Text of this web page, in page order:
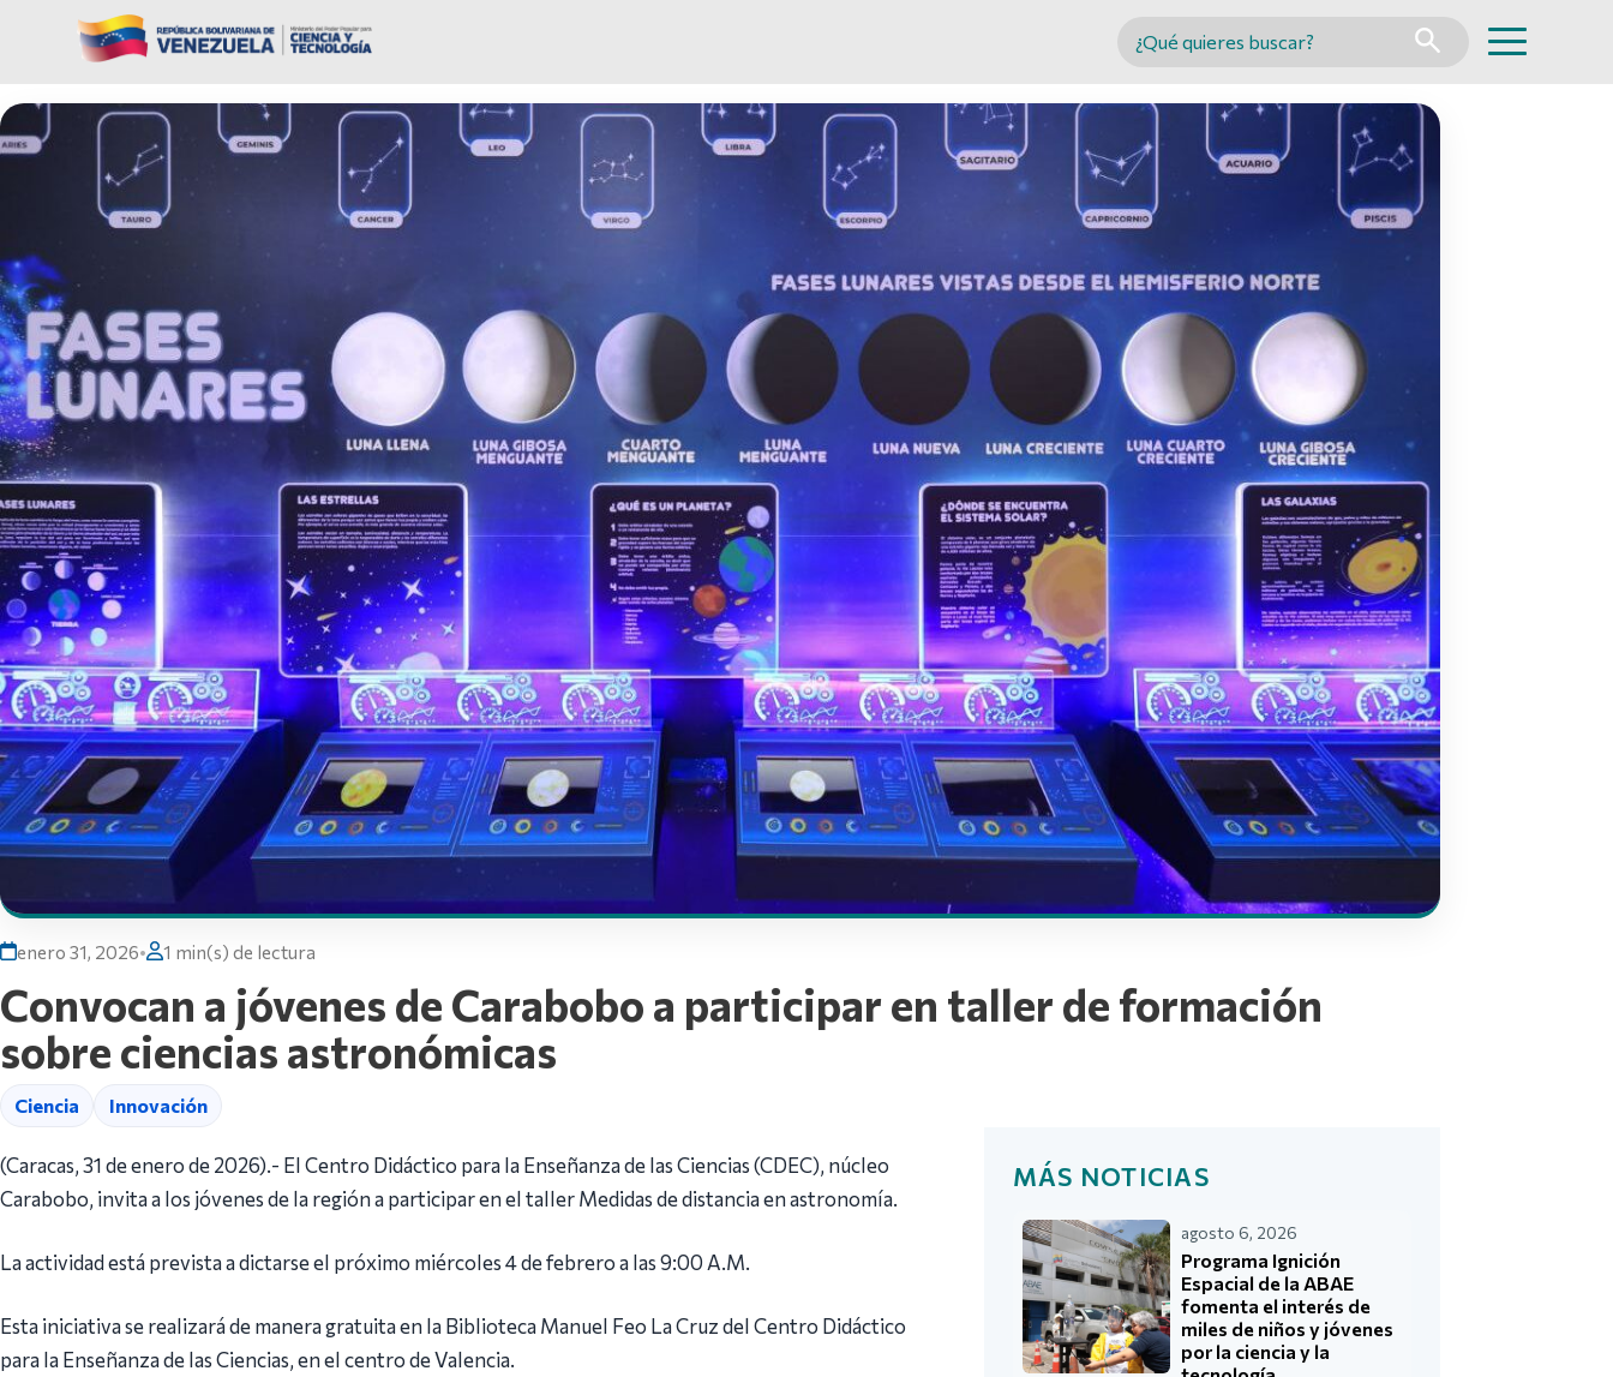
Buscar en MINCYT
enero 31, 2026• 1 min(s) de lectura
Convocan a jóvenes de Carabobo a participar en taller de formación
sobre ciencias astronómicas
Ciencia Innovación
(Caracas, 31 de enero de 2026).- El Centro Didáctico para la Enseñanza de las Ciencias (CDEC), núcleo
Carabobo, invita a los jóvenes de la región a participar en el taller Medidas de distancia en astronomía.
La actividad está prevista a dictarse el próximo miércoles 4 de febrero a las 9:00 A.M.
Esta iniciativa se realizará de manera gratuita en la Biblioteca Manuel Feo La Cruz del Centro Didáctico
para la Enseñanza de las Ciencias, en el centro de Valencia.
MÁS NOTICIAS
agosto 6, 2026
Programa Ignición
Espacial de la ABAE
fomenta el interés de
miles de niños y jóvenes
por la ciencia y la